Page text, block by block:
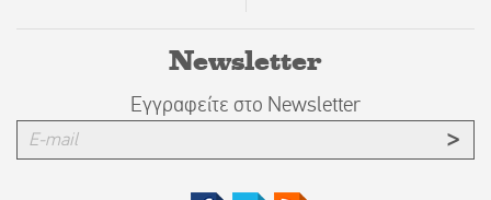
Newsletter
Εγγραφείτε στο Newsletter